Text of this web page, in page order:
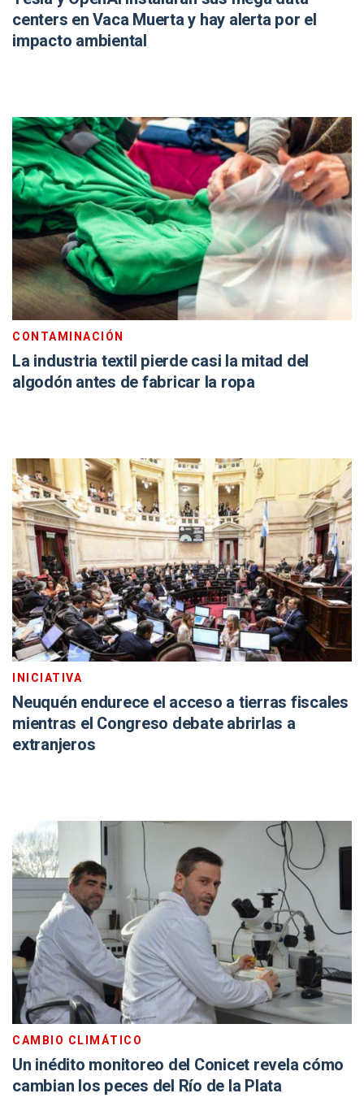
centers en Vaca Muerta y hay alerta por el
impacto ambiental
CONTAMINACIÓN
La industria textil pierde casi la mitad del
algodón antes de fabricar la ropa
INICIATIVA
Neuquén endurece el acceso a tierras fiscales
mientras el Congreso debate abrirlas a
extranjeros
CAMBIO CLIMÁTICO
Un inédito monitoreo del Conicet revela cómo
cambian los peces del Río de la Plata